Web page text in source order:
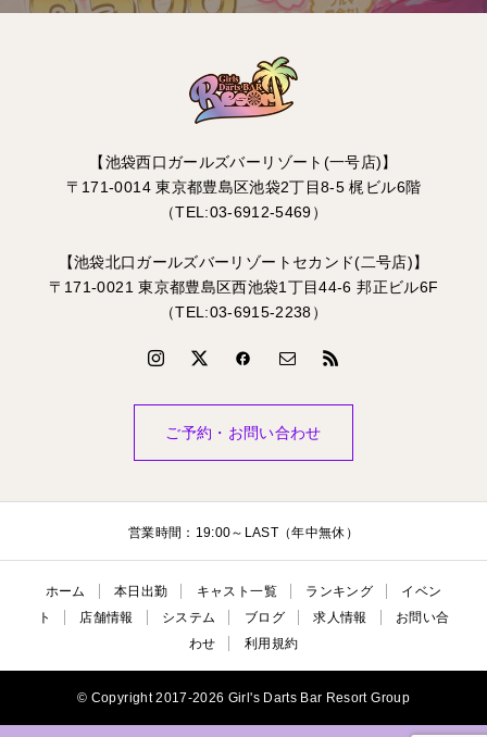
【池袋西口ガールズバーリゾート(一号店)】
〒171-0014 東京都豊島区池袋2丁目8-5 梶ビル6階
（TEL:03-6912-5469）
【池袋北口ガールズバーリゾートセカンド(二号店)】
〒171-0021 東京都豊島区西池袋1丁目44-6 邦正ビル6F
（TEL:03-6915-2238）
ご予約・お問い合わせ
営業時間：19:00～LAST（年中無休）
ホーム 本日出勤 キャスト一覧 ランキング
イベン
ト
店舗情報 システム ブログ 求人情報
お問い合
わせ
利用規約
© Copyright 2017-2026 Girl's Darts Bar Resort Group